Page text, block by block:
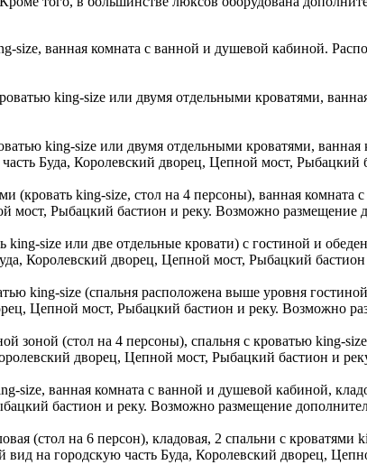
size, ванная комната с ванной и душевой кабиной.
king-size или двумя отдельными кроватями,
king-size или двумя отдельными кроватями,
Буда, Королевский дворец, Цепной мост, Рыбацкий
(кровать king-size, стол на 4 персоны), ванная
мост, Рыбацкий бастион и реку. Возможно размещение
king-size или две отдельные кровати) с гостиной и
Королевский дворец, Цепной мост, Рыбацкий
king-size (спальня расположена выше уровня
Цепной мост, Рыбацкий бастион и реку. Возможно
зоной (стол на 4 персоны), спальня с кроватью king-
дворец, Цепной мост, Рыбацкий бастион и
size, ванная комната с ванной и душевой кабиной,
бастион и реку. Возможно размещение
(стол на 6 персон), кладовая, 2 спальни с
на городскую часть Буда, Королевский дворец,